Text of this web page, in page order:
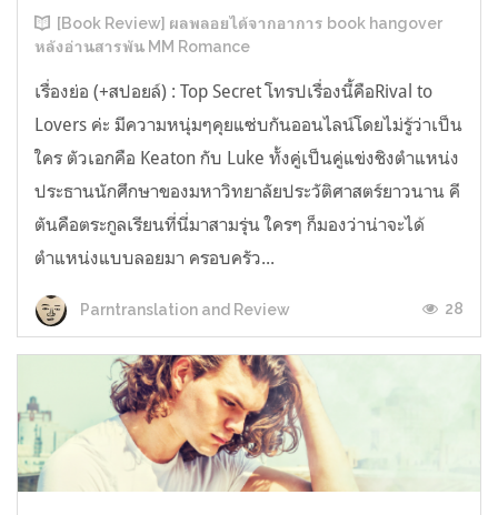
[Book Review] ผลพลอยได้จากอาการ book hangover
หลังอ่านสารพัน MM Romance
เรื่องย่อ (+สปอยล์) : Top Secret โทรปเรื่องนี้คือRival to
Lovers ค่ะ มีความหนุ่มๆคุยแซ่บกันออนไลน์โดยไม่รู้ว่าเป็น
ใคร ตัวเอกคือ Keaton กับ Luke ทั้งคู่เป็นคู่แข่งชิงตำแหน่ง
ประธานนักศึกษาของมหาวิทยาลัยประวัติศาสตร์ยาวนาน คี
ตันคือตระกูลเรียนที่นี่มาสามรุ่น ใครๆ ก็มองว่าน่าจะได้
ตำแหน่งแบบลอยมา ครอบครัว...
Parntranslation and Review 28